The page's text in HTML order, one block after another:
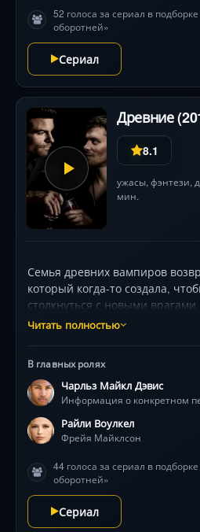
52 голоса за сериал в
оборотней»
Сериал
Древние
8.1
ужасы, фэнтези,
мин.
Семья древних вампиров
который когда-то создала,
столкнуться с новыми
магические интриги и
фэнтези и детектива с
завораживающими даже
Читать полностью
В главных ролях
Чарльз Майкл Дэвис
Информация о конкретном
Райли Воулкел
Фрейя Майклсон
44 голоса за сериал в
оборотней»
Сериал